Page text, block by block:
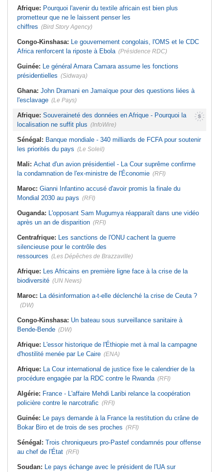
Afrique: Pourquoi l'avenir du textile africain est bien plus
prometteur que ne le laissent penser les
chiffres (Bird Story Agency)
Congo-Kinshasa: Le gouvernement congolais, l'OMS et le CDC
Africa renforcent la riposte à Ebola (Présidence RDC)
Guinée: Le général Amara Camara assume les fonctions
présidentielles (Sidwaya)
Ghana: John Dramani en Jamaïque pour des questions liées à
l'esclavage (Le Pays)
Afrique: Souveraineté des données en Afrique - Pourquoi la
localisation ne suffit plus (InfoWire)
Sénégal: Banque mondiale - 340 milliards de FCFA pour soutenir
les priorités du pays (Le Soleil)
Mali: Achat d'un avion présidentiel - La Cour suprême confirme
la condamnation de l'ex-ministre de l'Économie (RFI)
Maroc: Gianni Infantino accusé d'avoir promis la finale du
Mondial 2030 au pays (RFI)
Ouganda: L'opposant Sam Mugumya réapparaît dans une vidéo
après un an de disparition (RFI)
Centrafrique: Les sanctions de l'ONU cachent la guerre
silencieuse pour le contrôle des
ressources (Les Dépêches de Brazzaville)
Afrique: Les Africains en première ligne face à la crise de la
biodiversité (UN News)
Maroc: La désinformation a-t-elle déclenché la crise de Ceuta ?
(DW)
Congo-Kinshasa: Un bateau sous surveillance sanitaire à
Bende-Bende (DW)
Afrique: L'essor historique de l'Éthiopie met à mal la campagne
d'hostilité menée par Le Caire (ENA)
Afrique: La Cour international de justice fixe le calendrier de la
procédure engagée par la RDC contre le Rwanda (RFI)
Algérie: France - L'affaire Mehdi Laribi relance la coopération
policière contre le narcotrafic (RFI)
Guinée: Le pays demande à la France la restitution du crâne de
Bokar Biro et de trois de ses proches (RFI)
Sénégal: Trois chroniqueurs pro-Pastef condamnés pour offense
au chef de l'État (RFI)
Soudan: Le pays échange avec le président de l'UA sur